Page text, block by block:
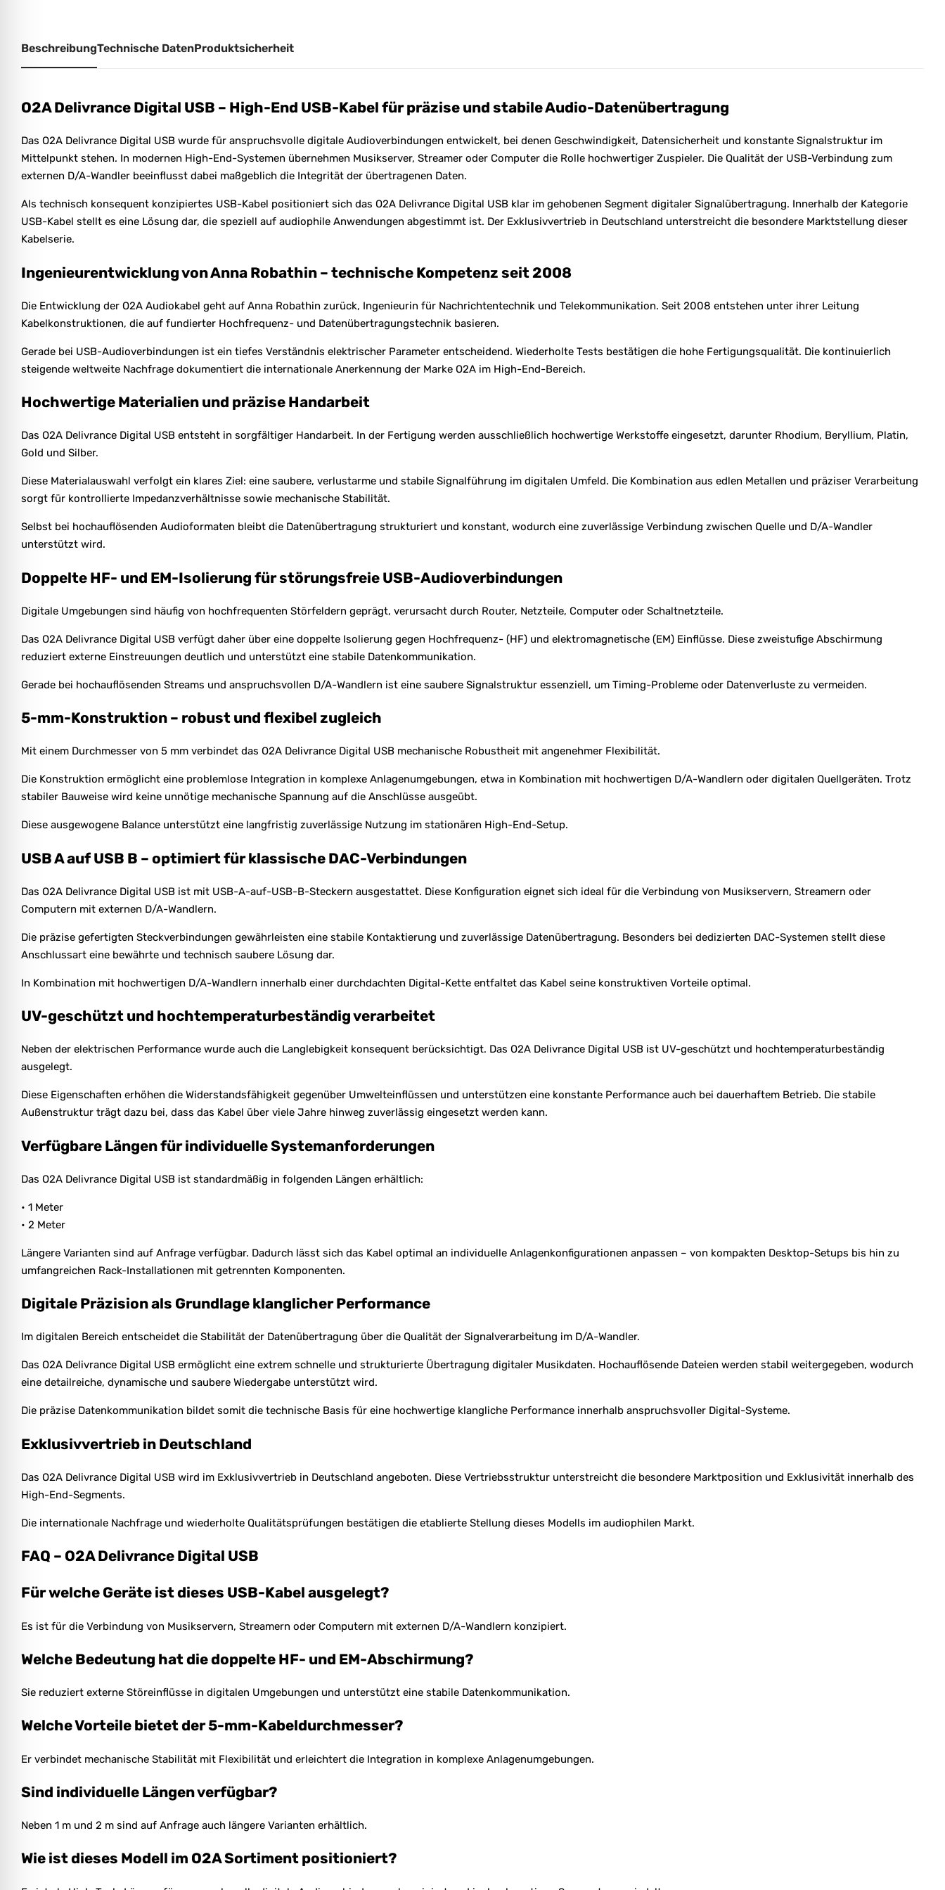
BeschreibungTechnische DatenProduktsicherheit
O2A Delivrance Digital USB – High-End USB-Kabel für präzise und stabile Audio-Datenübertragung
Das O2A Delivrance Digital USB wurde für anspruchsvolle digitale Audioverbindungen entwickelt, bei denen Geschwindigkeit, Datensicherheit und konstante Signalstruktur im
Mittelpunkt stehen. In modernen High-End-Systemen übernehmen Musikserver, Streamer oder Computer die Rolle hochwertiger Zuspieler. Die Qualität der USB-Verbindung zum
externen D/A-Wandler beeinflusst dabei maßgeblich die Integrität der übertragenen Daten.
Als technisch konsequent konzipiertes USB-Kabel positioniert sich das O2A Delivrance Digital USB klar im gehobenen Segment digitaler Signalübertragung. Innerhalb der Kategorie
USB-Kabel stellt es eine Lösung dar, die speziell auf audiophile Anwendungen abgestimmt ist. Der Exklusivvertrieb in Deutschland unterstreicht die besondere Marktstellung dieser
Kabelserie.
Ingenieurentwicklung von Anna Robathin – technische Kompetenz seit 2008
Die Entwicklung der O2A Audiokabel geht auf Anna Robathin zurück, Ingenieurin für Nachrichtentechnik und Telekommunikation. Seit 2008 entstehen unter ihrer Leitung
Kabelkonstruktionen, die auf fundierter Hochfrequenz- und Datenübertragungstechnik basieren.
Gerade bei USB-Audioverbindungen ist ein tiefes Verständnis elektrischer Parameter entscheidend. Wiederholte Tests bestätigen die hohe Fertigungsqualität. Die kontinuierlich
steigende weltweite Nachfrage dokumentiert die internationale Anerkennung der Marke O2A im High-End-Bereich.
Hochwertige Materialien und präzise Handarbeit
Das O2A Delivrance Digital USB entsteht in sorgfältiger Handarbeit. In der Fertigung werden ausschließlich hochwertige Werkstoffe eingesetzt, darunter Rhodium, Beryllium, Platin,
Gold und Silber.
Diese Materialauswahl verfolgt ein klares Ziel: eine saubere, verlustarme und stabile Signalführung im digitalen Umfeld. Die Kombination aus edlen Metallen und präziser Verarbeitung
sorgt für kontrollierte Impedanzverhältnisse sowie mechanische Stabilität.
Selbst bei hochauflösenden Audioformaten bleibt die Datenübertragung strukturiert und konstant, wodurch eine zuverlässige Verbindung zwischen Quelle und D/A-Wandler
unterstützt wird.
Doppelte HF- und EM-Isolierung für störungsfreie USB-Audioverbindungen
Digitale Umgebungen sind häufig von hochfrequenten Störfeldern geprägt, verursacht durch Router, Netzteile, Computer oder Schaltnetzteile.
Das O2A Delivrance Digital USB verfügt daher über eine doppelte Isolierung gegen Hochfrequenz- (HF) und elektromagnetische (EM) Einflüsse. Diese zweistufige Abschirmung
reduziert externe Einstreuungen deutlich und unterstützt eine stabile Datenkommunikation.
Gerade bei hochauflösenden Streams und anspruchsvollen D/A-Wandlern ist eine saubere Signalstruktur essenziell, um Timing-Probleme oder Datenverluste zu vermeiden.
5-mm-Konstruktion – robust und flexibel zugleich
Mit einem Durchmesser von 5 mm verbindet das O2A Delivrance Digital USB mechanische Robustheit mit angenehmer Flexibilität.
Die Konstruktion ermöglicht eine problemlose Integration in komplexe Anlagenumgebungen, etwa in Kombination mit hochwertigen D/A-Wandlern oder digitalen Quellgeräten. Trotz
stabiler Bauweise wird keine unnötige mechanische Spannung auf die Anschlüsse ausgeübt.
Diese ausgewogene Balance unterstützt eine langfristig zuverlässige Nutzung im stationären High-End-Setup.
USB A auf USB B – optimiert für klassische DAC-Verbindungen
Das O2A Delivrance Digital USB ist mit USB-A-auf-USB-B-Steckern ausgestattet. Diese Konfiguration eignet sich ideal für die Verbindung von Musikservern, Streamern oder
Computern mit externen D/A-Wandlern.
Die präzise gefertigten Steckverbindungen gewährleisten eine stabile Kontaktierung und zuverlässige Datenübertragung. Besonders bei dedizierten DAC-Systemen stellt diese
Anschlussart eine bewährte und technisch saubere Lösung dar.
In Kombination mit hochwertigen D/A-Wandlern innerhalb einer durchdachten Digital-Kette entfaltet das Kabel seine konstruktiven Vorteile optimal.
UV-geschützt und hochtemperaturbeständig verarbeitet
Neben der elektrischen Performance wurde auch die Langlebigkeit konsequent berücksichtigt. Das O2A Delivrance Digital USB ist UV-geschützt und hochtemperaturbeständig
ausgelegt.
Diese Eigenschaften erhöhen die Widerstandsfähigkeit gegenüber Umwelteinflüssen und unterstützen eine konstante Performance auch bei dauerhaftem Betrieb. Die stabile
Außenstruktur trägt dazu bei, dass das Kabel über viele Jahre hinweg zuverlässig eingesetzt werden kann.
Verfügbare Längen für individuelle Systemanforderungen
Das O2A Delivrance Digital USB ist standardmäßig in folgenden Längen erhältlich:
• 1 Meter
• 2 Meter
Längere Varianten sind auf Anfrage verfügbar. Dadurch lässt sich das Kabel optimal an individuelle Anlagenkonfigurationen anpassen – von kompakten Desktop-Setups bis hin zu
umfangreichen Rack-Installationen mit getrennten Komponenten.
Digitale Präzision als Grundlage klanglicher Performance
Im digitalen Bereich entscheidet die Stabilität der Datenübertragung über die Qualität der Signalverarbeitung im D/A-Wandler.
Das O2A Delivrance Digital USB ermöglicht eine extrem schnelle und strukturierte Übertragung digitaler Musikdaten. Hochauflösende Dateien werden stabil weitergegeben, wodurch
eine detailreiche, dynamische und saubere Wiedergabe unterstützt wird.
Die präzise Datenkommunikation bildet somit die technische Basis für eine hochwertige klangliche Performance innerhalb anspruchsvoller Digital-Systeme.
Exklusivvertrieb in Deutschland
Das O2A Delivrance Digital USB wird im Exklusivvertrieb in Deutschland angeboten. Diese Vertriebsstruktur unterstreicht die besondere Marktposition und Exklusivität innerhalb des
High-End-Segments.
Die internationale Nachfrage und wiederholte Qualitätsprüfungen bestätigen die etablierte Stellung dieses Modells im audiophilen Markt.
FAQ – O2A Delivrance Digital USB
Für welche Geräte ist dieses USB-Kabel ausgelegt?
Es ist für die Verbindung von Musikservern, Streamern oder Computern mit externen D/A-Wandlern konzipiert.
Welche Bedeutung hat die doppelte HF- und EM-Abschirmung?
Sie reduziert externe Störeinflüsse in digitalen Umgebungen und unterstützt eine stabile Datenkommunikation.
Welche Vorteile bietet der 5-mm-Kabeldurchmesser?
Er verbindet mechanische Stabilität mit Flexibilität und erleichtert die Integration in komplexe Anlagenumgebungen.
Sind individuelle Längen verfügbar?
Neben 1 m und 2 m sind auf Anfrage auch längere Varianten erhältlich.
Wie ist dieses Modell im O2A Sortiment positioniert?